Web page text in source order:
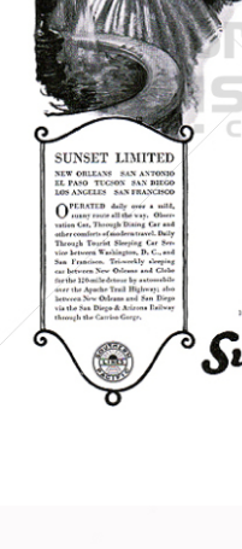
SOUTHERN PACIFIC